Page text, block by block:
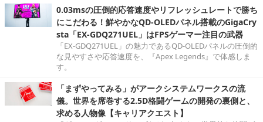
0.03msの圧倒的応答速度やリフレッシュレートで勝ち
にこだわる！鮮やかなQD-OLEDパネル搭載のGigaCry
sta「EX-GDQ271UEL」はFPSゲーマー注目の武器
「EX-GDQ271UEL」の魅力であるQD-OLEDパネルの圧倒的
な見やすさや応答速度を、『Apex Legends』で体感しま
す。
「まずやってみる」がアークシステムワークスの流
儀。世界を席巻する2.5D格闘ゲームの開発の裏側と、
求める人物像【キャリアクエスト】